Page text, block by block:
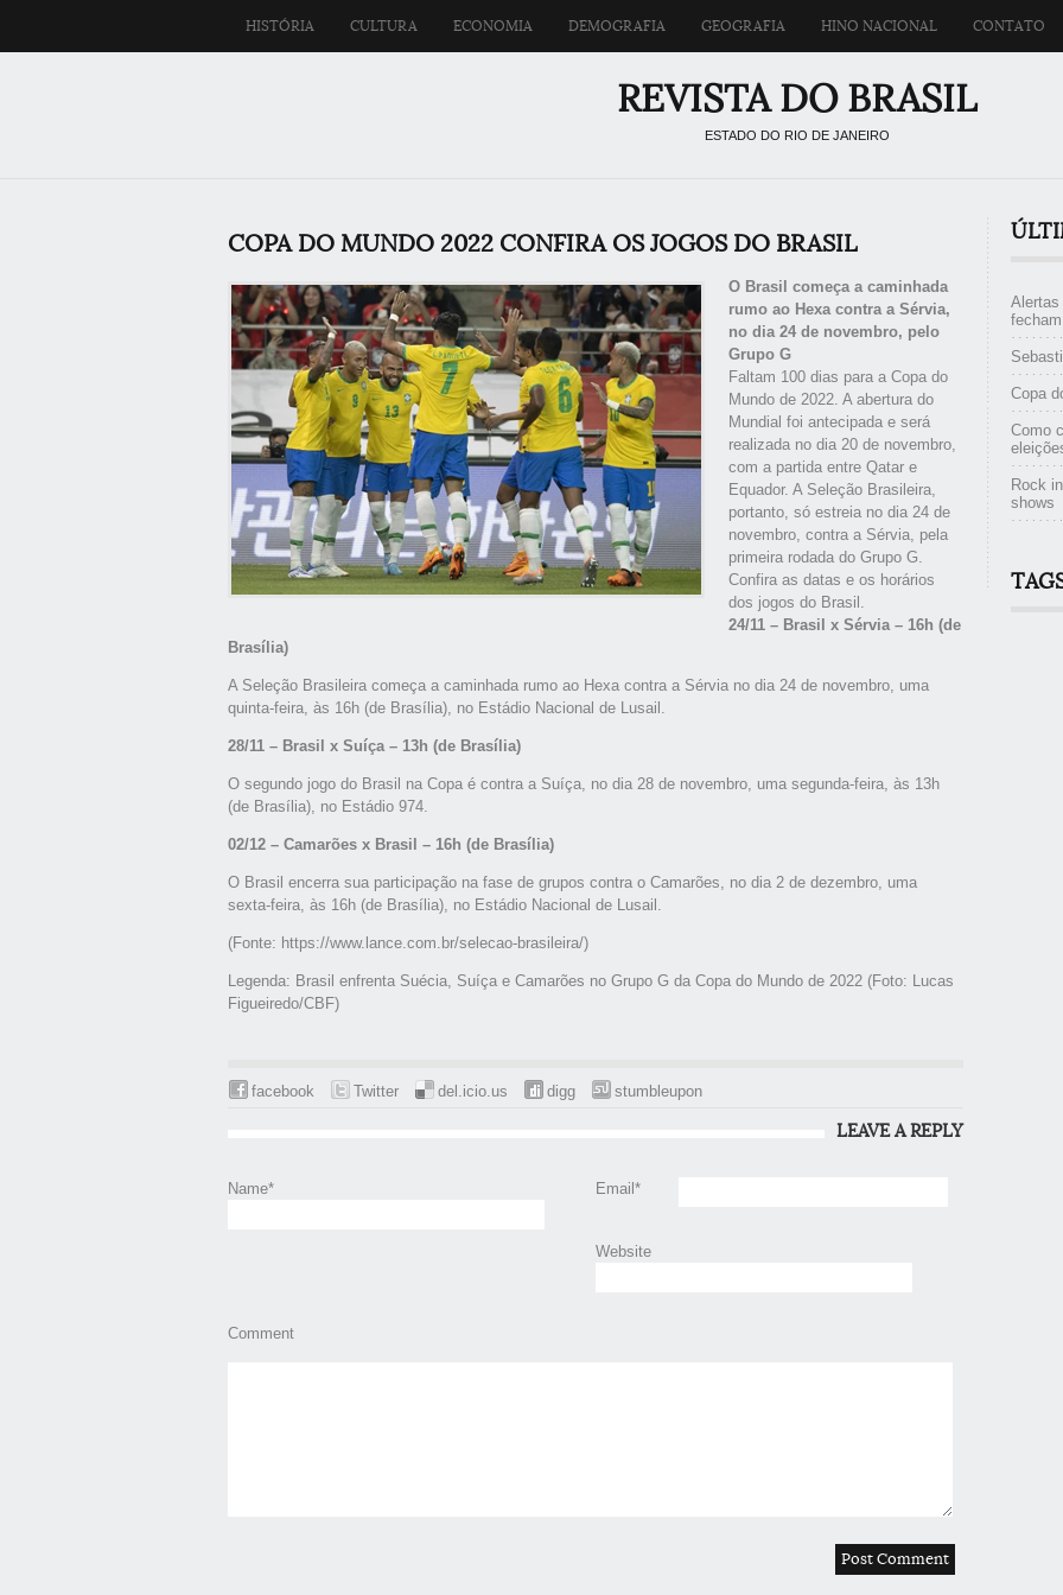
HISTÓRIA CULTURA ECONOMIA DEMOGRAFIA GEOGRAFIA HINO NACIONAL CONTATO
REVISTA DO BRASIL
ESTADO DO RIO DE JANEIRO
COPA DO MUNDO 2022 CONFIRA OS JOGOS DO BRASIL
O Brasil começa a caminhada
rumo ao Hexa contra a Sérvia,
no dia 24 de novembro, pelo
Grupo G
Faltam 100 dias para a Copa do
Mundo de 2022. A abertura do
Mundial foi antecipada e será
realizada no dia 20 de novembro,
com a partida entre Qatar e
Equador. A Seleção Brasileira,
portanto, só estreia no dia 24 de
novembro, contra a Sérvia, pela
primeira rodada do Grupo G.
Confira as datas e os horários
dos jogos do Brasil.
24/11 – Brasil x Sérvia – 16h (de
Brasília)
A Seleção Brasileira começa a caminhada rumo ao Hexa contra a Sérvia no dia 24 de novembro, uma
quinta-feira, às 16h (de Brasília), no Estádio Nacional de Lusail.
28/11 – Brasil x Suíça – 13h (de Brasília)
O segundo jogo do Brasil na Copa é contra a Suíça, no dia 28 de novembro, uma segunda-feira, às 13h
(de Brasília), no Estádio 974.
02/12 – Camarões x Brasil – 16h (de Brasília)
O Brasil encerra sua participação na fase de grupos contra o Camarões, no dia 2 de dezembro, uma
sexta-feira, às 16h (de Brasília), no Estádio Nacional de Lusail.
(Fonte: https://www.lance.com.br/selecao-brasileira/)
Legenda: Brasil enfrenta Suécia, Suíça e Camarões no Grupo G da Copa do Mundo de 2022 (Foto: Lucas
Figueiredo/CBF)
facebook Twitter del.icio.us digg stumbleupon
LEAVE A REPLY
Name* Email*
Website
Comment
Alertas
Copa
Como
Rock
shows